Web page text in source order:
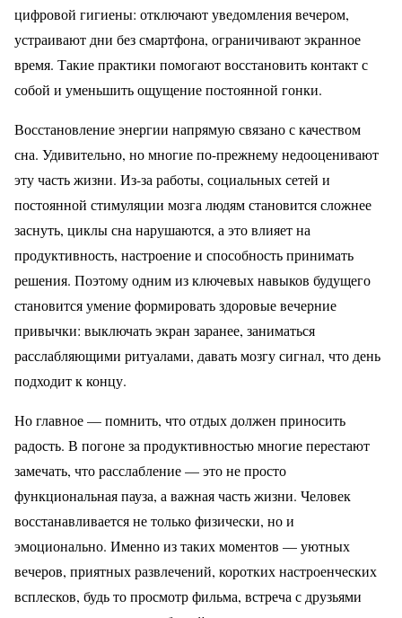
цифровой гигиены: отключают уведомления вечером,
устраивают дни без смартфона, ограничивают экранное
время. Такие практики помогают восстановить контакт с
собой и уменьшить ощущение постоянной гонки.
Восстановление энергии напрямую связано с качеством
сна. Удивительно, но многие по-прежнему недооценивают
эту часть жизни. Из-за работы, социальных сетей и
постоянной стимуляции мозга людям становится сложнее
заснуть, циклы сна нарушаются, а это влияет на
продуктивность, настроение и способность принимать
решения. Поэтому одним из ключевых навыков будущего
становится умение формировать здоровые вечерние
привычки: выключать экран заранее, заниматься
расслабляющими ритуалами, давать мозгу сигнал, что день
подходит к концу.
Но главное — помнить, что отдых должен приносить
радость. В погоне за продуктивностью многие перестают
замечать, что расслабление — это не просто
функциональная пауза, а важная часть жизни. Человек
восстанавливается не только физически, но и
эмоционально. Именно из таких моментов — уютных
вечеров, приятных развлечений, коротких настроенческих
всплесков, будь то просмотр фильма, встреча с друзьями